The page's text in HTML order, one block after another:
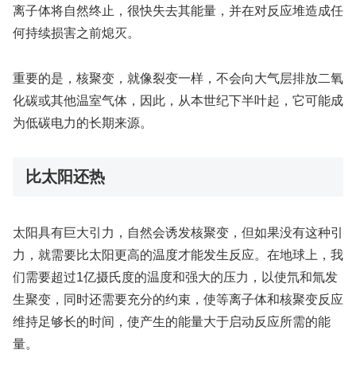
离子体将自然终止，很快失去其能量，并在对反应堆造成任
何持续损害之前熄灭。
重要的是，核聚变，就像裂变一样，不会向大气层排放二氧
化碳或其他温室气体，因此，从本世纪下半叶起，它可能成
为低碳电力的长期来源。
比太阳还热
太阳具有巨大引力，自然会诱发核聚变，但如果没有这种引
力，就需要比太阳更高的温度才能发生反应。在地球上，我
们需要超过1亿摄氏度的温度和强大的压力，以使氘和氚发
生聚变，同时还需要充分的约束，使等离子体和核聚变反应
维持足够长的时间，使产生的能量大于启动反应所需的能
量。